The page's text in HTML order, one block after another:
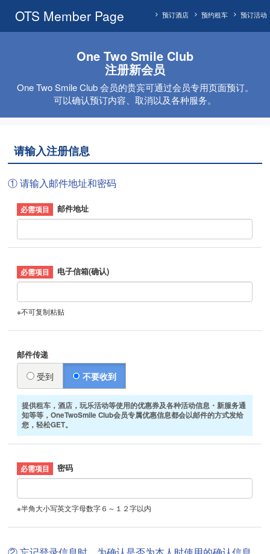
OTS Member Page 预订活动
预约租车
预订酒店
One Two Smile Club
注册新会员
One Two Smile Club 会员的贵宾可通过会员专用页面预订。
可以确认预订内容、取消以及各种服务。
请输入注册信息
① 请输入邮件地址和密码
邮件地址
电子信箱(确认)
※不可复制粘贴
邮件传递
受到 不要收到
提供租车，酒店，玩乐活动等使用的优惠券及各种活动信息・新服务通
知等等，OneTwoSmile Club会员专属优惠信息都会以邮件的方式发给
您，轻松GET。
密码
※半角大小写英文字母数字６～１２字以内